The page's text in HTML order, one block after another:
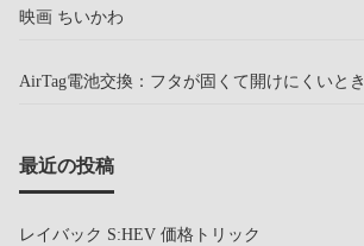
映画 ちいかわ
AirTag電池交換：フタが固くて開けにくいとき
最近の投稿
レイバック S:HEV 価格トリック